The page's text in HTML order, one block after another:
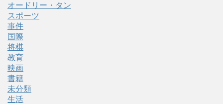
オードリー・タン
スポーツ
事件
国際
将棋
教育
映画
書籍
未分類
生活